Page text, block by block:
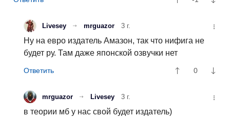
Livesey mrguazor 3 г.
Ну на евро издатель Амазон, так что нифига не
будет ру. Там даже японской озвучки нет
0
mrguazor Livesey 3 г.
в теории мб у нас свой будет издатель)